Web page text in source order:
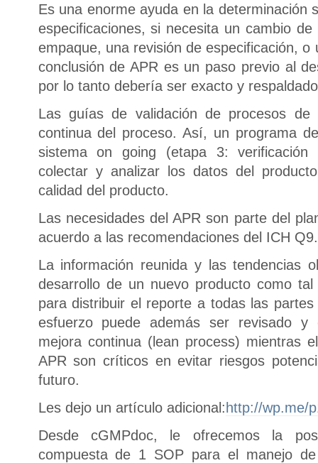
Es una enorme ayuda en la determinación
especificaciones, si necesita un cambio
empaque, una revisión de especificación,
conclusión de APR es un paso previo al
por lo tanto debería ser exacto y
Las guías de validación de procesos de
continua del proceso. Así, un programa
sistema on going (etapa 3: verificación
colectar y analizar los datos del
calidad del producto.
Las necesidades del APR son parte del
acuerdo a las recomendaciones del ICH Q9.
La información reunida y las tendencias
desarrollo de un nuevo producto como
para distribuir el reporte a todas las
esfuerzo puede además ser revisado y
mejora continua (lean process) mientras
APR son críticos en evitar riesgos
futuro.
Les dejo un artículo adicional:http://wp.me/
Desde cGMPdoc, le ofrecemos la
compuesta de 1 SOP para el manejo